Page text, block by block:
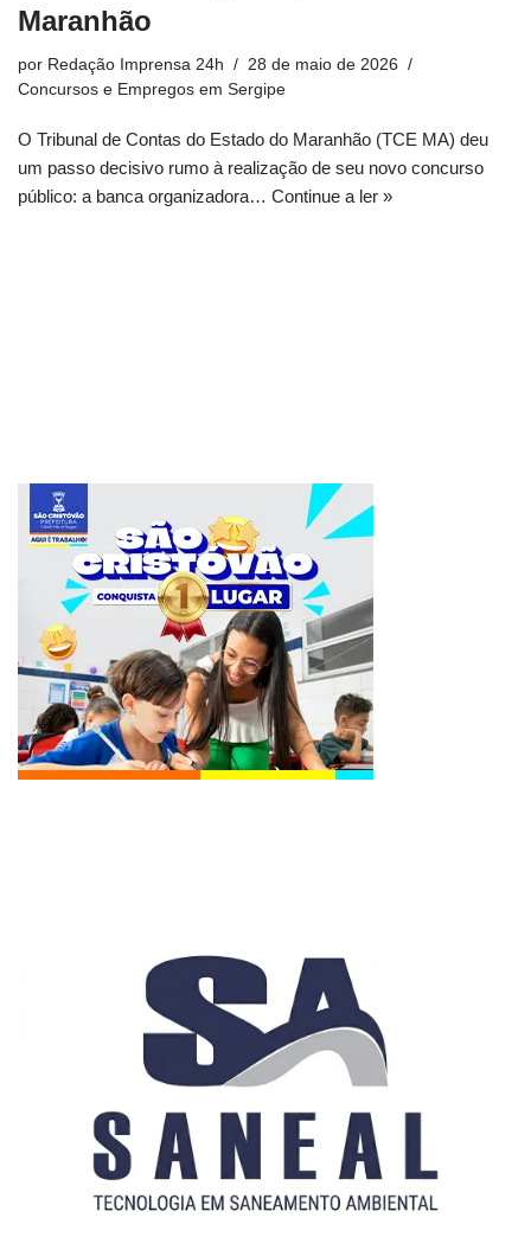
Maranhão
por Redação Imprensa 24h
28 de maio de 2026
Concursos e Empregos em Sergipe
O Tribunal de Contas do Estado do Maranhão (TCE MA) deu
um passo decisivo rumo à realização de seu novo concurso
público: a banca organizadora… Continue a ler »